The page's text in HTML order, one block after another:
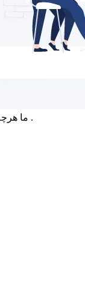
ما هرچه سریعتر مشکل را پیگیری و برطرف می کنیم .